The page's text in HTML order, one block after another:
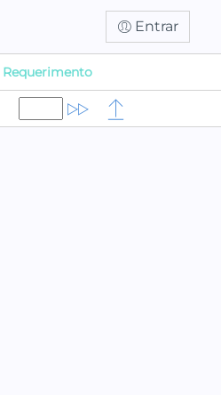
Entrar
Requerimento